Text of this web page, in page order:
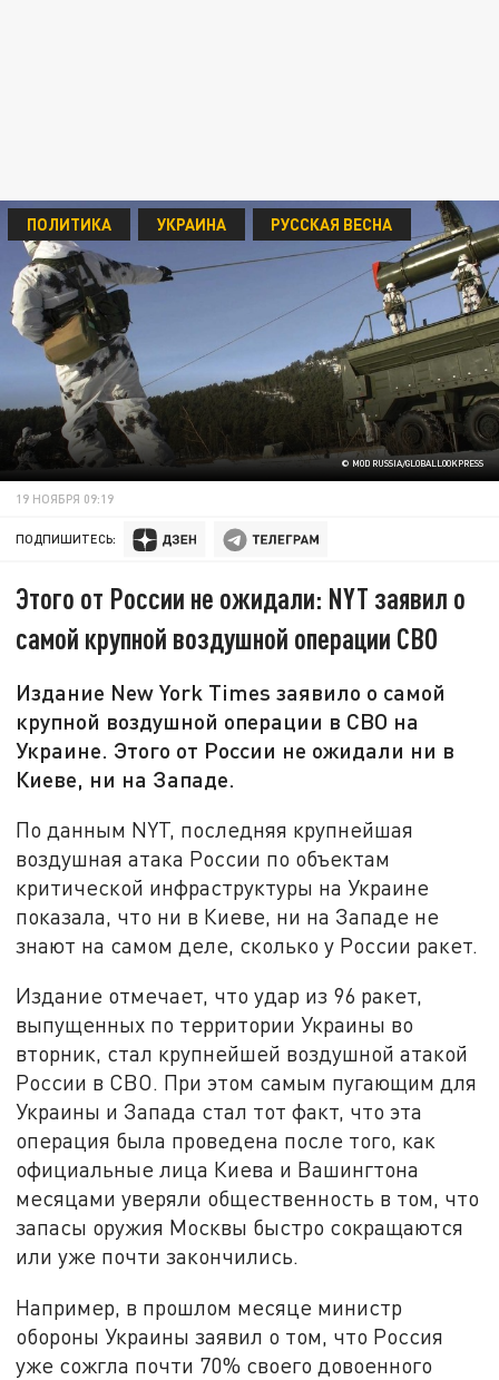
© MOD RUSSIA/GLOBALLOOKPRESS
ПОЛИТИКА УКРАИНА РУССКАЯ ВЕСНА
19 НОЯБРЯ 09:19
ПОДПИШИТЕСЬ:
Этого от России не ожидали: NYT заявил о
самой крупной воздушной операции СВО
Издание New York Times заявило о самой
крупной воздушной операции в СВО на
Украине. Этого от России не ожидали ни в
Киеве, ни на Западе.
По данным NYT, последняя крупнейшая
воздушная атака России по объектам
критической инфраструктуры на Украине
показала, что ни в Киеве, ни на Западе не
знают на самом деле, сколько у России ракет.
Издание отмечает, что удар из 96 ракет,
выпущенных по территории Украины во
вторник, стал крупнейшей воздушной атакой
России в СВО. При этом самым пугающим для
Украины и Запада стал тот факт, что эта
операция была проведена после того, как
официальные лица Киева и Вашингтона
месяцами уверяли общественность в том, что
запасы оружия Москвы быстро сокращаются
или уже почти закончились.
Например, в прошлом месяце министр
обороны Украины заявил о том, что Россия
уже сожгла почти 70% своего довоенного